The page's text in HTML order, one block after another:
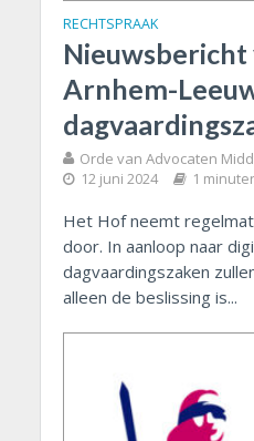
RECHTSPRAAK
Arnhem-
Orde van Advocaten
12 juni 2024 1
Het Hof neemt
door. In aanloop naar
dagvaardingszaken
alleen de beslissing is...